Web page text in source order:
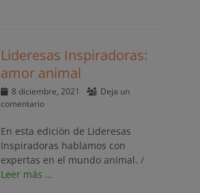
Lideresas Inspiradoras:
amor animal
Publicado
el
8 diciembre, 2021
Deja un
comentario
En esta edición de Lideresas
Inspiradoras hablamos con
expertas en el mundo animal. /
Leer más …